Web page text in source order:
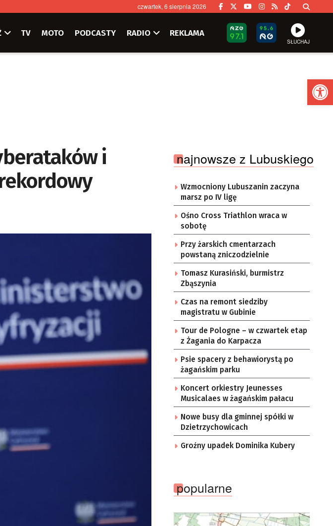
czwartek, 6 sierpnia 2026
TV MOTO PODCASTY RADIO REKLAMA
SŁUCHAJ
i
najnowsze z Lubuskiego
Wzmocniony Lubuszanin zaczyna
marsz po IV ligę
Ośno Cross Triathlon wraca w
sobotę
Przy żarskich cmentarzach
powstaną zniczodzielnie
Tomasz Kurasiński, burmistrz
Zbąszynia
Czas na remont siedziby
magistratu w Gubinie
Tour de Pologne – w czwartek etap
z Żagania do Karpacza
Psie spacery z behawiorystą po
żagańskim parku
Koncert orkiestry Jeunesses
Musicalaes w żagańskim pałacu
Nowe busy dla gminnej spółki w
Dzietrzychowicach
Groźny upadek Dominika Kubery
popularne